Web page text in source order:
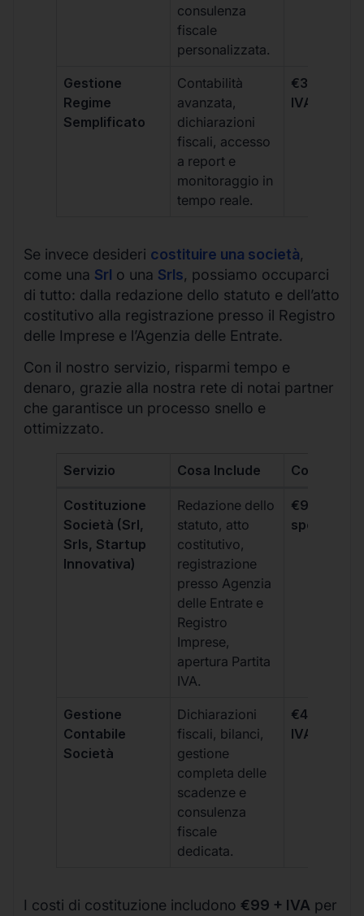
consulenza
fiscale
personalizzata.
Gestione
Regime
Semplificato
Contabilità
avanzata,
dichiarazioni
fiscali, accesso
a report e
monitoraggio in
tempo reale.
€333 +
IVA/
Se invece desideri costituire una società,
come una Srl o una Srls, possiamo occuparci
di tutto: dalla redazione dello statuto e dell’atto
costitutivo alla registrazione presso il Registro
delle Imprese e l’Agenzia delle Entrate.
Con il nostro servizio, risparmi tempo e
denaro, grazie alla nostra rete di notai partner
che garantisce un processo snello e
ottimizzato.
Servizio Cosa Include Costo
Costituzione
Società (Srl,
Srls, Startup
Innovativa)
Redazione dello
statuto, atto
costitutivo,
registrazione
presso Agenzia
delle Entrate e
Registro
Imprese,
apertura Partita
IVA.
€99 + IVA
spese
Gestione
Contabile
Società
Dichiarazioni
fiscali, bilanci,
gestione
completa delle
scadenze e
consulenza
fiscale
dedicata.
€499 +
IVA/
I costi di costituzione includono €99 + IVA per